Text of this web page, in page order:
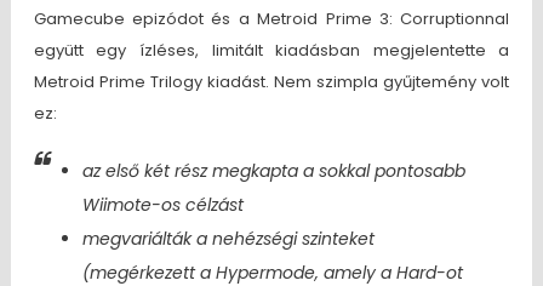
Gamecube epizódot és a Metroid Prime 3: Corruptionnal
együtt egy ízléses, limitált kiadásban megjelentette a
Metroid Prime Trilogy kiadást. Nem szimpla gyűjtemény volt
ez:
az első két rész megkapta a sokkal pontosabb
Wiimote-os célzást
megvariálták a nehézségi szinteket
(megérkezett a Hypermode, amely a Hard-ot